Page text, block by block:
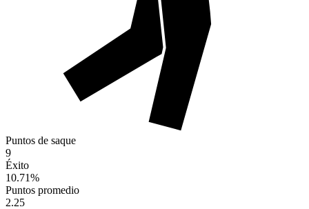
Puntos de saque
9
Éxito
10.71%
Puntos promedio
2.25